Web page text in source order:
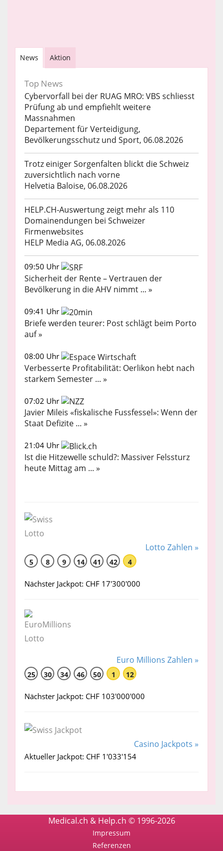
News Aktion
Top News
Cybervorfall bei der RUAG MRO: VBS schliesst
Prüfung ab und empfiehlt weitere
Massnahmen
Departement für Verteidigung,
Bevölkerungsschutz und Sport, 06.08.2026
Trotz einiger Sorgenfalten blickt die Schweiz
zuversichtlich nach vorne
Helvetia Baloise, 06.08.2026
HELP.CH-Auswertung zeigt mehr als 110
Domainendungen bei Schweizer
Firmenwebsites
HELP Media AG, 06.08.2026
09:50 Uhr
Sicherheit der Rente – Vertrauen der
Bevölkerung in die AHV nimmt ... »
09:41 Uhr
Briefe werden teurer: Post schlägt beim Porto
auf »
08:00 Uhr
Verbesserte Profitabilität: Oerlikon hebt nach
starkem Semester ... »
07:02 Uhr
Javier Mileis «fiskalische Fussfessel»: Wenn der
Staat Defizite ... »
21:04 Uhr
Ist die Hitzewelle schuld?: Massiver Felssturz
heute Mittag am ... »
Lotto Zahlen »
5 8 9 14 41 42 4
Nächster Jackpot: CHF 17'300'000
Euro Millions Zahlen »
25 30 34 46 50 1 12
Nächster Jackpot: CHF 103'000'000
Casino Jackpots »
Aktueller Jackpot: CHF 1'033'154
Medical.ch & Help.ch © 1996-2026
Impressum
Referenzen